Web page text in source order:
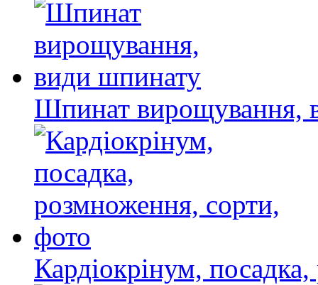
Шпинат вирощування,
Кардіокрінум,